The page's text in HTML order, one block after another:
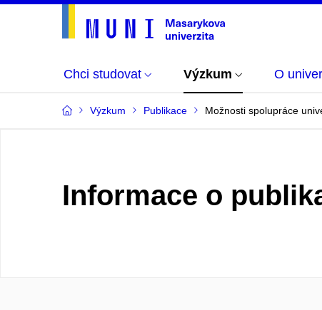
Chci studovat Výzkum O
Výzkum Publikace Možnosti spolupráce
Informace o